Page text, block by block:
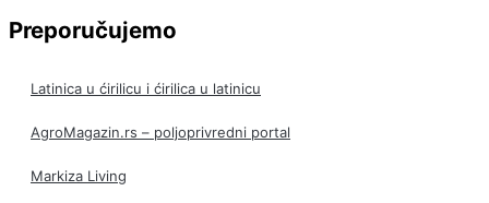
Preporučujemo
Latinica u ćirilicu i ćirilica u latinicu
AgroMagazin.rs – poljoprivredni portal
Markiza Living